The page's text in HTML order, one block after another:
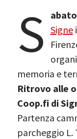
S Signe
memoria e
Ritrovo alle
Coop.fi di
Partenza
parcheggio